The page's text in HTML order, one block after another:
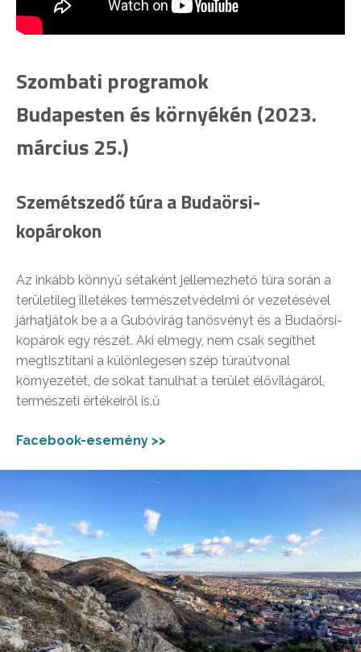
Szombati programok
Budapesten és környékén (2023.
március 25.)
Szemétszedő túra a Budaörsi-
kopárokon
Az inkább könnyű sétaként jellemezhető túra során a
területileg illetékes természetvédelmi őr vezetésével
járhatjátok be a a Gubóvirág tanösvényt és a Budaörsi-
kopárok egy részét. Aki elmegy, nem csak segíthet
megtisztítani a különlegesen szép túraútvonal
környezetét, de sokat tanulhat a terület élővilágáról,
természeti értékeiről is.ű
Facebook-esemény >>